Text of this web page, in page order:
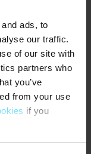
ads, to
our traffic.
of our site with
partners who
you’ve
from your use
if you